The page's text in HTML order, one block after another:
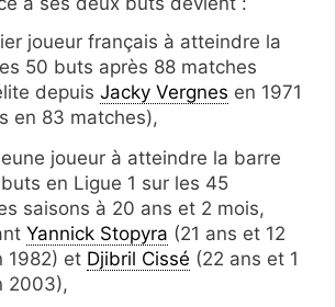
joueur français à atteindre la
50 buts après 88 matches
depuis Jacky Vergnes en 1971
en 83 matches),
joueur à atteindre la barre
en Ligue 1 sur les 45
saisons à 20 ans et 2 mois,
Yannick Stopyra (21 ans et 12
1982) et Djibril Cissé (22 ans et 1
2003),